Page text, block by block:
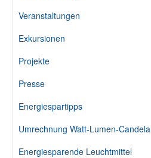
Veranstaltungen
Exkursionen
Projekte
Presse
Energiespartipps
Umrechnung Watt-Lumen-Candela
Energiesparende Leuchtmittel